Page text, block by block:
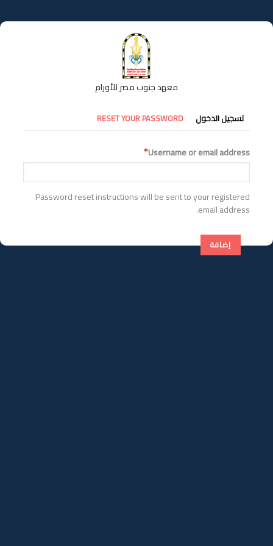
إلى
المحتوى
معهد جنوب مصر للأورام
التبويبات
الأساسية
تسجيل الدخول RESET YOUR PASSWORD
Username or email address
Password reset instructions will be sent to your registered
email address.